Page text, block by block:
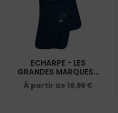
ECHARPE - LES
GRANDES MARQUES -
NAVY - KP878
À partir de 19,99 €